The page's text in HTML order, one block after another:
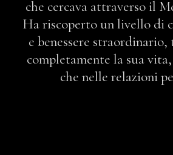
che cercava attraverso il
Ha riscoperto un livello di
e benessere
completamente la sua
che nelle relazioni